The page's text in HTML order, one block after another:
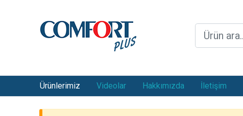
Ürünlerimiz Videolar Hakkımızda İletişim